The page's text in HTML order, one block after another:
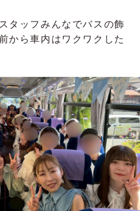
タッフみんなでバスの飾
から車内はワクワクした